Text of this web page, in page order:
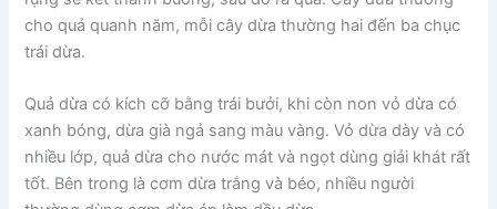
cho quả quanh năm, mỗi cây dừa thường hai đến ba chục
trái dừa.
Quả dừa có kích cỡ bằng trái bưởi, khi còn non vỏ dừa có
xanh bóng, dừa già ngả sang màu vàng. Vỏ dừa dày và có
nhiều lớp, quả dừa cho nước mát và ngọt dùng giải khát rất
tốt. Bên trong là cơm dừa trắng và béo, nhiều người